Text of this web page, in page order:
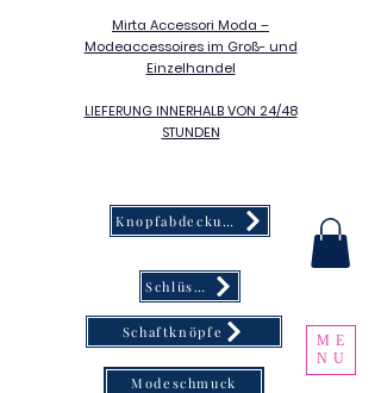
Mirta Accessori Moda –
Modeaccessoires im Groß- und
Einzelhandel
LIEFERUNG INNERHALB VON 24/48
STUNDEN
ME
NU
Knopfabdeckung
Schlüsselanhänger
Schaftknöpfe
Modeschmuck